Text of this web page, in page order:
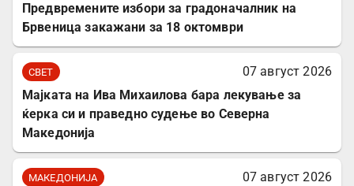
Предвремените избори за градоначалник на
Брвеница закажани за 18 октомври
СВЕТ
07 август 2026
Мајката на Ива Михаилова бара лекување за
ќерка си и праведно судење во Северна
Македонија
МАКЕДОНИЈА
07 август 2026